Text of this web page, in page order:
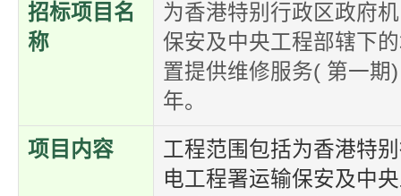
招标项目名
称
为香港特别行政区政府
保安及中央工程部辖下
置提供维修服务( 第一期
年。
项目内容
工程范围包括为香港特
电工程署运输保安及中